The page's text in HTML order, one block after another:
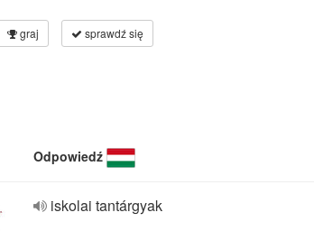
graj sprawdź się
Odpowiedź
iskolai tantárgyak